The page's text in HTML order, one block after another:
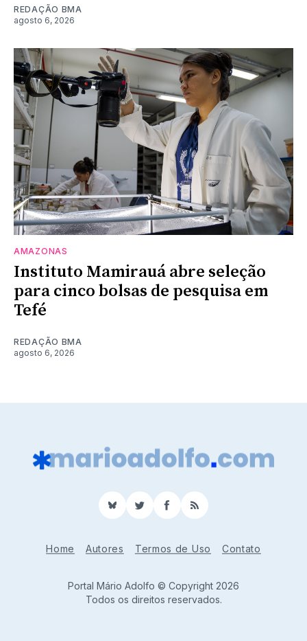
REDAÇÃO BMA
agosto 6, 2026
AMAZONAS
Instituto Mamirauá abre seleção
para cinco bolsas de pesquisa em
Tefé
REDAÇÃO BMA
agosto 6, 2026
BlueSkyTwitterFacebook
RSS
Home Autores Termos de Uso Contato
Portal Mário Adolfo © Copyright 2026
Todos os direitos reservados.